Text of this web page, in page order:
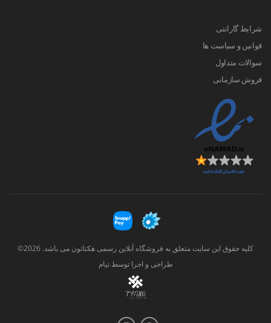
شرایط گارانتی
قوانین و سیاست ها
سوالات متداول
فروش سازمانی
کلیه حقوق این سایت متعلق به فروشگاه آنلاین رسمی هکتاتون می باشد. 2026©
طراحی و اجرا توسطتیام